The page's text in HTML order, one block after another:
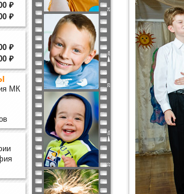
₽
₽
₽
₽
МК